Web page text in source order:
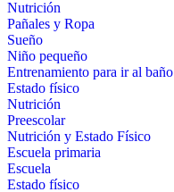
Nutrición
Pañales y Ropa
Sueño
Niño pequeño
Entrenamiento para ir al baño
Estado físico
Nutrición
Preescolar
Nutrición y Estado Físico
Escuela primaria
Escuela
Estado físico